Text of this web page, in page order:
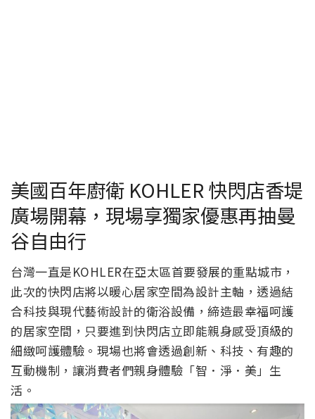
美國百年廚衛 KOHLER 快閃店香堤
廣場開幕，現場享獨家優惠再抽曼
谷自由行
台灣一直是KOHLER在亞太區首要發展的重點城市，
此次的快閃店將以暖心居家空間為設計主軸，透過結
合科技與現代藝術設計的衛浴設備，締造最幸福呵護
的居家空間，只要進到快閃店立即能親身感受頂級的
細緻呵護體驗。現場也將會透過創新、科技、有趣的
互動機制，讓消費者們親身體驗「智．淨．美」生
活。